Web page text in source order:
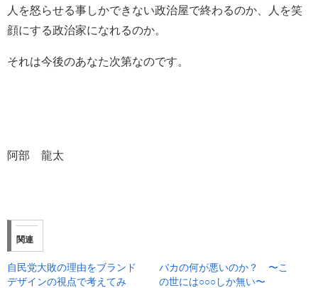
人を怒らせる事しかできない政治屋で終わるのか、人を笑
顔にする政治家になれるのか。
それは今後のあなた次第なのです。
阿部 龍太
関連
自民党大敗の理由をブランド
デザインの視点で考えてみ
バカの何が悪いのか？ 〜こ
の世には○○○しか無い〜